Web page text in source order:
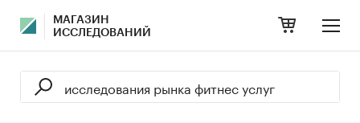
МАГАЗИН
ИССЛЕДОВАНИЙ